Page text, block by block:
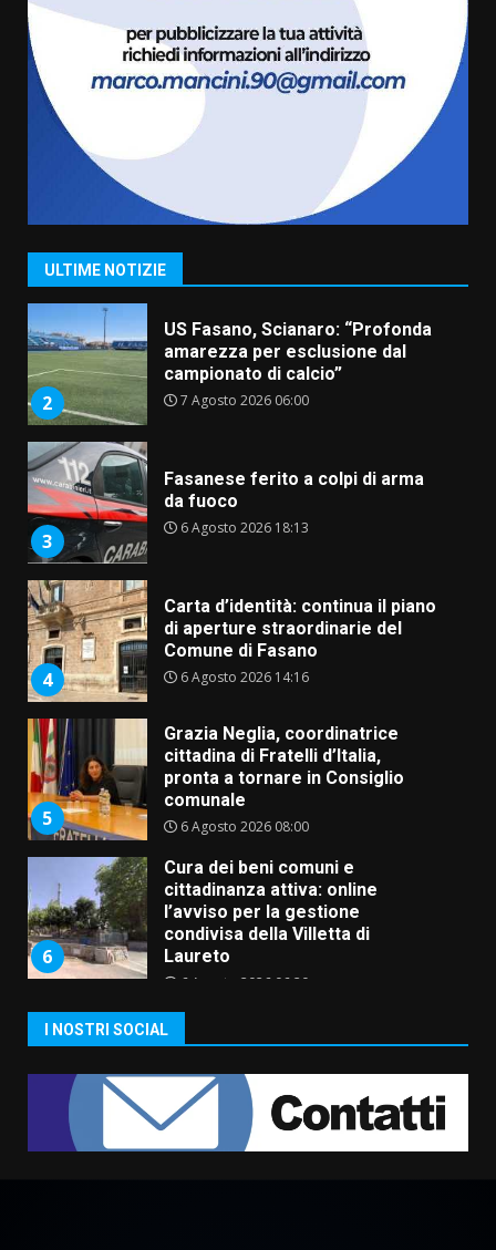
ULTIME NOTIZIE
La magia del Minareto e la prima
assoluta de “L’Albergo
Belvedere. Il rapimento”
6 Agosto 2026 06:15
1
“I Contestatori: Musica di
Rivoluzione”: nuovo
appuntamento con “Fasano in
2
US Fasano, Scianaro: “Profonda
amarezza per esclusione dal
campionato di calcio”
7 Agosto 2026 06:00
3
Fasanese ferito a colpi di arma
da fuoco
6 Agosto 2026 18:13
4
Carta d’identità: continua il piano
di aperture straordinarie del
Comune di Fasano
6 Agosto 2026 14:16
5
Grazia Neglia, coordinatrice
cittadina di Fratelli d’Italia,
pronta a tornare in Consiglio
comunale
6 Agosto 2026 08:00
6
Cura dei beni comuni e
cittadinanza attiva: online
l’avviso per la gestione
condivisa della Villetta di
Laureto
6 Agosto 2026 06:20
assoluta de “L’Albergo
6 Agosto 2026 06:15
“I Contestatori: Musica di
I NOSTRI SOCIAL